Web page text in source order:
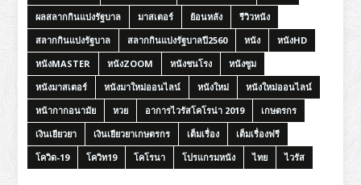
ผลสลากกินแบ่งรัฐบาล
มาสเตอร์ ย้อนหลัง
รีวิวหนัง
สลากกินแบ่งรัฐบาล
สลากกินแบ่งรัฐบาลปี2560 หนัง
หนังHD
หนังMASTER
หนังZOOM หนังชนโรง
หนังซูม
หนังมาสเตอร์
หนังมาใหม่ออนไลน์ หนังใหม่
หนังใหม่ออนไลน์
หน้ากากอนามัย
หวย อาการไวรัสโคโรน่า 2019
เกษตรกร
เงินเยียวยา
เงินเยียวยาเกษตรกร เต็มเรื่อง
เต็มเรื่องฟรี
โควิด-19
โควิท19 โคโรนา โปรแกรมหนัง ไทย ไวรัส